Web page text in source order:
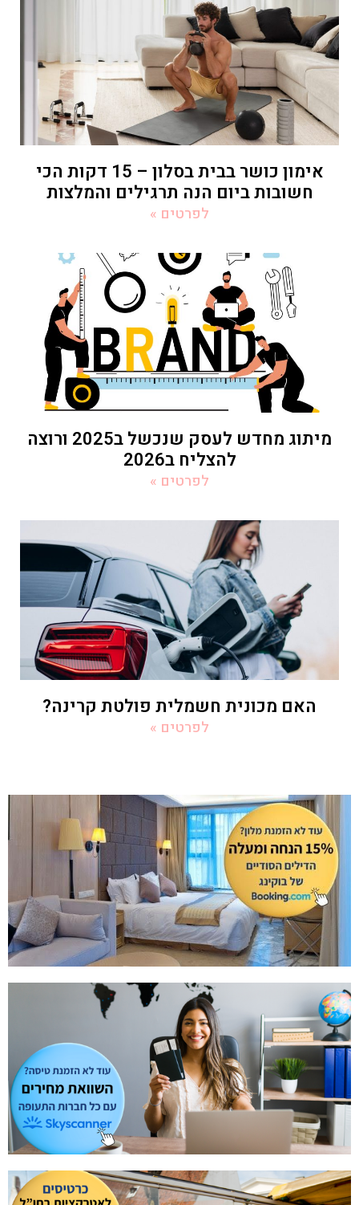
אימון כושר בבית בסלון – 15 דקות הכי
חשובות ביום הנה תרגילים והמלצות
לפרטים »
מיתוג מחדש לעסק שנכשל ב2025 ורוצה
להצליח ב2026
לפרטים »
האם מכונית חשמלית פולטת קרינה?
לפרטים »